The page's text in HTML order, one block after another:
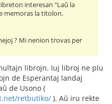
interesan "Laŭ la
memoras la titolon.
? Mi nenion trovas per
librojn. Iuj libroj ne plu
de Esperantaj landaj
de Usono (
retbutiko/ ). Aŭ iru rekte